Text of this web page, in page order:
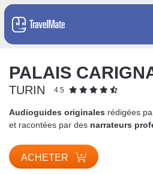
PALAIS
TURIN 4.5
Audioguides originales rédigées
et racontées par des narrateurs
ACHETER